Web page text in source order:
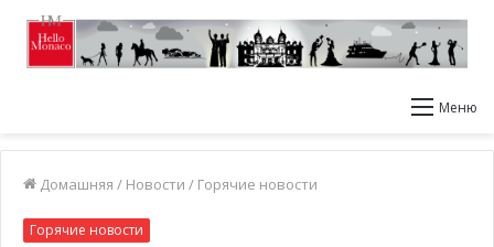
Меню
Домашняя / Новости / Горячие новости
Горячие новости